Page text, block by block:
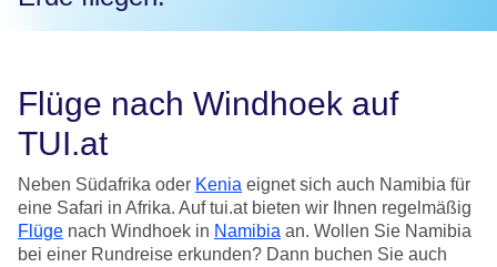
Flüge nach Windhoek auf
TUI.at
Neben Südafrika oder Kenia eignet sich auch Namibia für
eine Safari in Afrika. Auf tui.at bieten wir Ihnen regelmäßig
Flüge nach Windhoek in Namibia an. Wollen Sie Namibia
bei einer Rundreise erkunden? Dann buchen Sie auch